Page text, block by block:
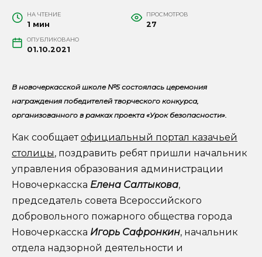
НА ЧТЕНИЕ
1 мин
ПРОСМОТРОВ
27
ОПУБЛИКОВАНО
01.10.2021
В новочеркасской школе №5 состоялась церемония
награждения победителей творческого конкурса,
организованного в рамках проекта «Урок безопасности».
Как сообщаетофициальный портал казачьей
столицы, поздравить ребят пришли начальник
управления образования администрации
Новочеркасска Елена Салтыкова,
председатель совета Всероссийского
добровольного пожарного общества города
Новочеркасска Игорь Сафронкин, начальник
отдела надзорной деятельности и